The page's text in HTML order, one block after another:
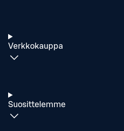
Verkkokauppa
Suosittelemme